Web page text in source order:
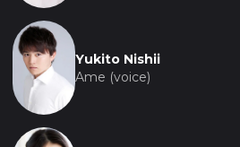
сказочности и магии,
детей".
"Волчьи дети Амэ и Юки" —
анимационный фильм, это
о любви, жертве и
затрагивает универсальные
Yukito Nishii
Ame (voice)